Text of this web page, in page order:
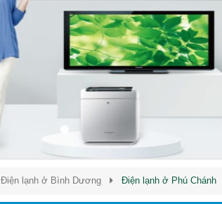
Điện lạnh ở Bình Dương Điện lạnh ở Phú Chánh